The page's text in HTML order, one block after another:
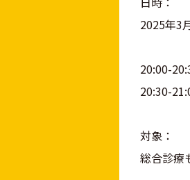
2025年3
20:00-
20:30-
対象：
総合診療